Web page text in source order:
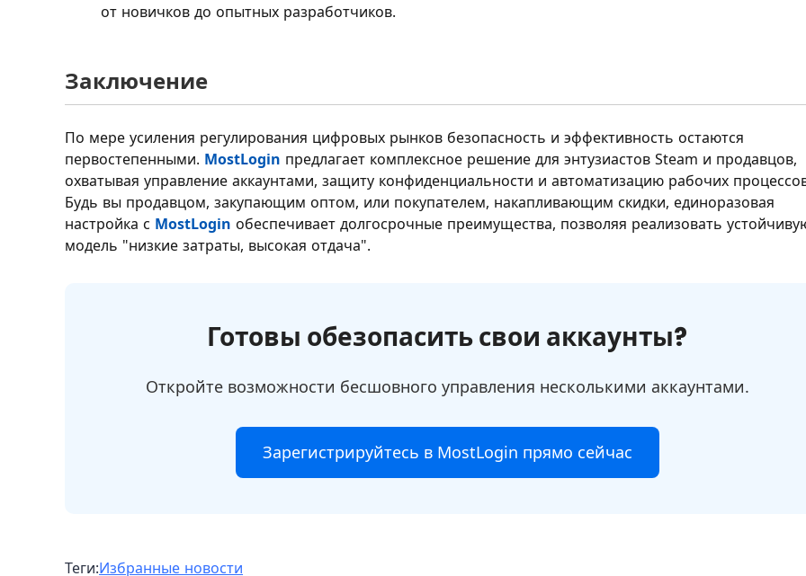
от новичков до опытных разработчиков.
Заключение
По мере усиления регулирования цифровых рынков безопасность и эффективность остаются
первостепенными. MostLogin предлагает комплексное решение для энтузиастов Steam и продавцов,
охватывая управление аккаунтами, защиту конфиденциальности и автоматизацию рабочих
Будь вы продавцом, закупающим оптом, или покупателем, накапливающим скидки, единоразовая
настройка с MostLogin обеспечивает долгосрочные преимущества, позволяя реализовать
модель "низкие затраты, высокая отдача".
Готовы обезопасить свои аккаунты?
Откройте возможности бесшовного управления несколькими аккаунтами.
Зарегистрируйтесь в MostLogin прямо сейчас
Теги:Избранные новости